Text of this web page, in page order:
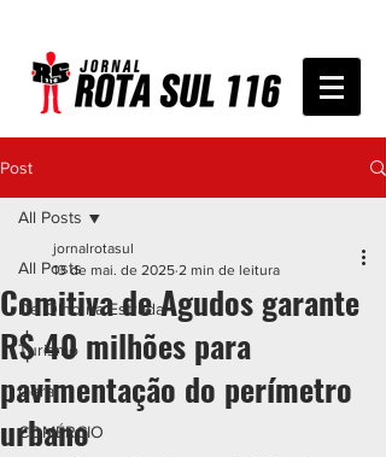
Post
All Posts
De Olho na Estrada
Turismo
Geral
COMÉRCIO
All Posts
Comitiva de Agudos garante
R$ 40 milhões para
pavimentação do perímetro
urbano
jornalrotasul
13 de mai. de 2025 2 min de leitura